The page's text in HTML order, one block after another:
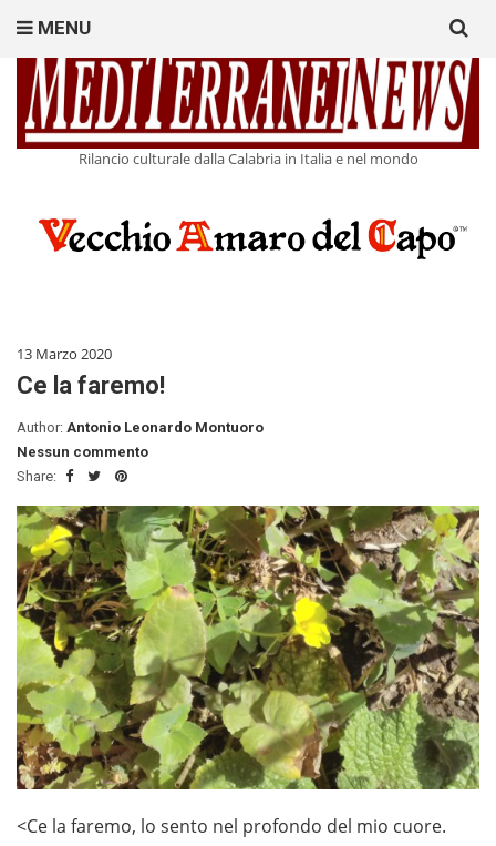
Rilancio culturale dalla Calabria in Italia e nel mondo
MENU
for:
13 Marzo 2020
Ce la faremo!
Author: Antonio Leonardo Montuoro
Nessun commento
Share:
<Ce la faremo, lo sento nel profondo del mio cuore.